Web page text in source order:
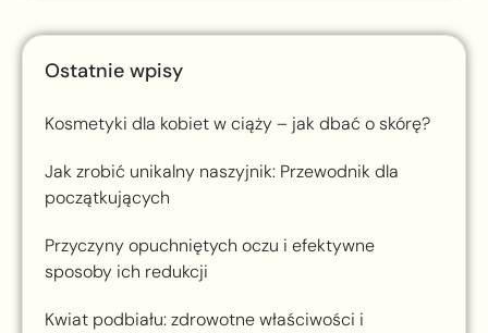
Ostatnie wpisy
Kosmetyki dla kobiet w ciąży – jak dbać o skórę?
Jak zrobić unikalny naszyjnik: Przewodnik dla
początkujących
Przyczyny opuchniętych oczu i efektywne
sposoby ich redukcji
Kwiat podbiału: zdrowotne właściwości i